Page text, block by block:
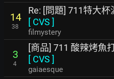
14
38
Re: [問題] 711特大
[ CVS ]
filmystery
3
4
[商品] 711 酸辣烤魚
[ CVS ]
gaiaesque